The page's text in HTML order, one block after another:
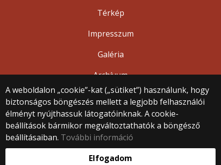
A weboldalon „cookie”-kat („sütiket”) használunk, hogy
biztonságos böngészés mellett a legjobb felhasználói
élményt nyújthassuk látogatóinknak. A cookie-
beállítások bármikor megváltoztathatók a böngésző
beállításaiban. További információ
Elfogadom
Térkép
Impresszum
Galéria
Archívum
© 2025 Eötvös Loránd Tudományegyetem
Minden jog fenntartva.
1053 Budapest, Egyetem tér 1–3.
Központi telefonszám: +36 1 411 6500
Webfejlesztés: